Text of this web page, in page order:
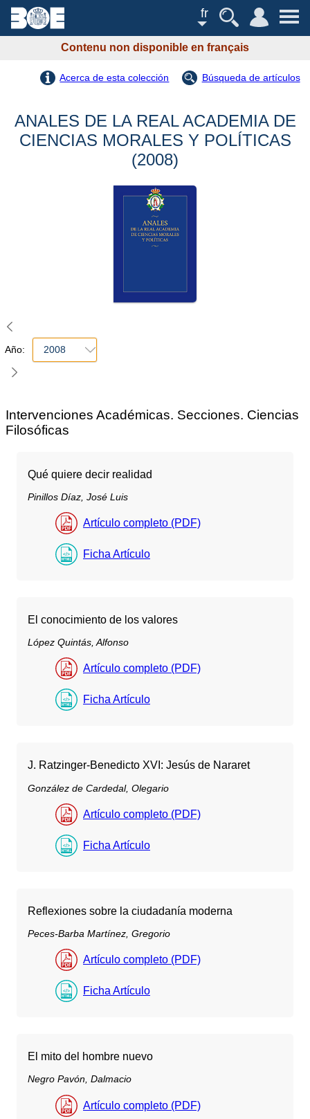
fr
Contenu non disponible en français
Acerca de esta colección Búsqueda de artículos
ANALES DE LA REAL ACADEMIA DE
CIENCIAS MORALES Y POLÍTICAS
(2008)
Año: 2008
Intervenciones Académicas. Secciones. Ciencias
Filosóficas
Qué quiere decir realidad
Pinillos Díaz, José Luis
Artículo completo (PDF)
Ficha Artículo
El conocimiento de los valores
López Quintás, Alfonso
Artículo completo (PDF)
Ficha Artículo
J. Ratzinger-Benedicto XVI: Jesús de Nararet
González de Cardedal, Olegario
Artículo completo (PDF)
Ficha Artículo
Reflexiones sobre la ciudadanía moderna
Peces-Barba Martínez, Gregorio
Artículo completo (PDF)
Ficha Artículo
El mito del hombre nuevo
Negro Pavón, Dalmacio
Artículo completo (PDF)